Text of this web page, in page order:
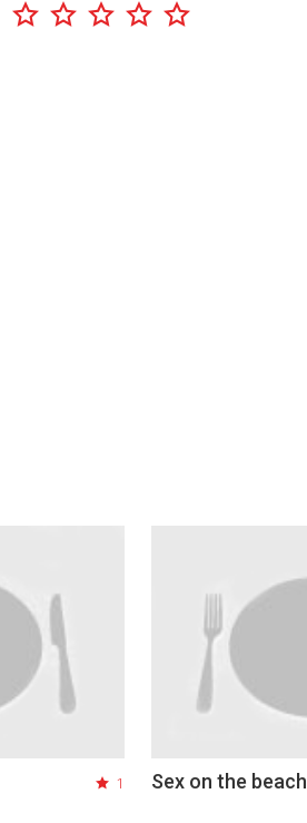
1 Sex on the beach